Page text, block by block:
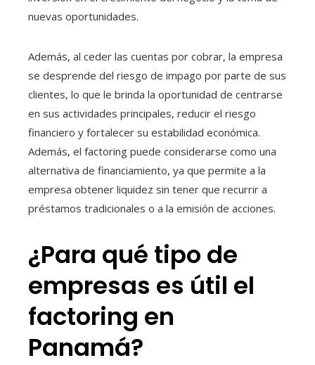
nuevas oportunidades.
Además, al ceder las cuentas por cobrar, la empresa
se desprende del riesgo de impago por parte de sus
clientes, lo que le brinda la oportunidad de centrarse
en sus actividades principales, reducir el riesgo
financiero y fortalecer su estabilidad económica.
Además, el factoring puede considerarse como una
alternativa de financiamiento, ya que permite a la
empresa obtener liquidez sin tener que recurrir a
préstamos tradicionales o a la emisión de acciones.
¿Para qué tipo de
empresas es útil el
factoring en
Panamá?